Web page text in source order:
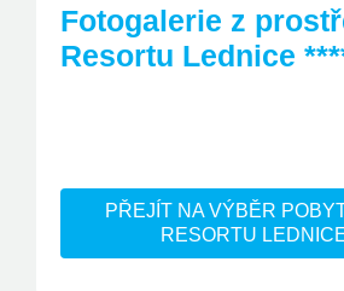
Fotogalerie z
Resortu Lednice
PŘEJÍT NA VÝBĚR
RESORTU